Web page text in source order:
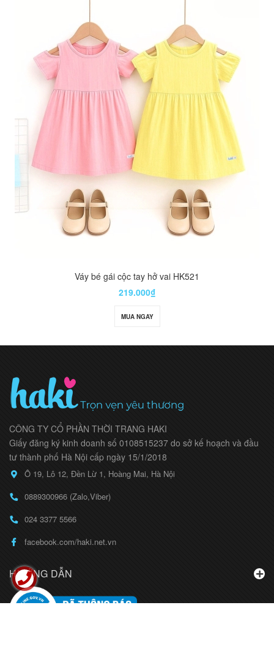
Váy bé gái cộc tay hở vai HK521
219.000₫
MUA NGAY
CÔNG TY CỔ PHẦN THỜI TRANG HAKI
Giấy đăng ký kinh doanh số 0108515237 do sở kế hoạch và đầu
tư thành phố Hà Nội cấp ngày 15/1/2018
Ô 19, Lô 12, Đền Lừ 1, Hoàng Mai, Hà Nội
0889300966 (Zalo,Viber)
024 3377 5566
facebook.com/haki.net.vn
HƯỚNG DẪN